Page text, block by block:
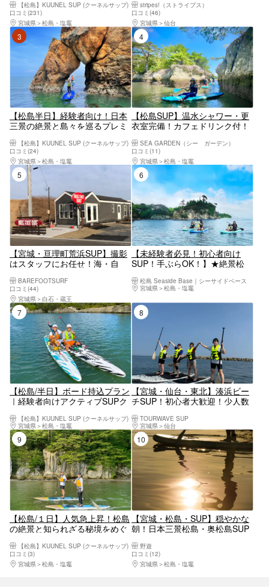
ルの海を体感しよう！ 【写真デ
ータ/備品レンタル無料】
【松島】KUUNEL SUP (クーネルサップ)
口コミ(231)
宮城県
松島・塩竈
＜仙台駅から車で30分＞
stripes!（ストライプス）
口コミ(46)
宮城県
仙台
3位
【松島半日】経験者向け！日本
三景の絶景と島々を巡るプレミ
ータ/備品レンタル無料
【松島】KUUNEL SUP (クーネルサップ)
口コミ(24)
宮城県
松島・塩竈
4位
【松島SUP】温水シャワー・更
衣室完備！カフェドリンク付！
設で涼しく安心！どの世代にも
人気No1！未経験者大歓迎！当
日予約もOK！
SEA GARDEN（シー ガーデン）
口コミ(11)
宮城県
松島・塩竈
5位
【宮城・亘理町荒浜SUP】撮影
はスタッフにお任せ！海・自
験！BAREFOOTSURF
口コミ(44)
宮城県
白石・蔵王
6位
【未経験者必見！初心者向け
SUP！手ぶらOK！】★絶景松
ートSUP★無料温水シャワー★
駅徒歩7分★手ぶらOK★女性、
カップル、ファミリー、未経験
者大歓迎！
松島 Seaside Base｜シーサイドベース
宮城県
松島・塩竈
7位
【松島/半日】ボード持込プラン
｜経験者向けアクティブSUPク
【松島】KUUNEL SUP (クーネルサップ)
宮城県
松島・塩竈
【宮城・仙台・東北】湊浜ビー
チSUP！初心者大歓迎！少人数
はビーチクリーン体験付～初心
者・ファミリー・カップル歓
迎！JR仙石線「多賀城駅」より
無料送迎あり！
TOURWAVE SUP
宮城県
仙台
9位
【松島/１日】人気急上昇！松島
の絶景と知られざる秘境をめぐ
レンタル無料】
【松島】KUUNEL SUP (クーネルサップ)
口コミ(3)
宮城県
松島・塩竈
10位
【宮城・松島・SUP】穏やかな
朝！日本三景松島・奥松島SUP
プレゼント付き）
野遊
口コミ(12)
宮城県
松島・塩竈